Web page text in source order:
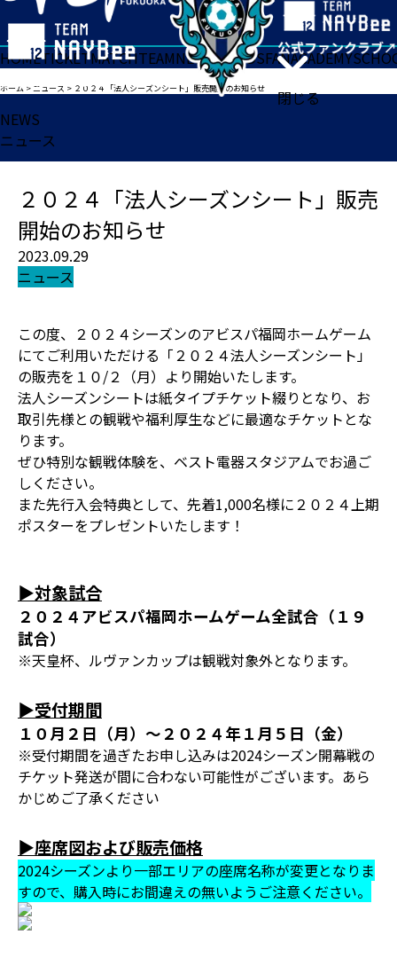
閉じる
HOMETICKETMATCHTEAMNEWSGOODSFANACADEMY
ホーム >ニュース > ２０２４「法人シーズンシート」販売開始のお知らせ
NEWS
ニュース
２０２４「法人シーズンシート」販売
開始のお知らせ
2023.09.29
ニュース
この度、２０２４シーズンのアビスパ福岡ホームゲーム
にてご利用いただける「２０２４法人シーズンシート」
の販売を１０/２（月）より開始いたします。
法人シーズンシートは紙タイプチケット綴りとなり、お
取引先様との観戦や福利厚生などに最適なチケットとな
ります。
ぜひ特別な観戦体験を、ベスト電器スタジアムでお過ご
しください。
また先行入会特典として、先着1,000名様に２０２４上期
ポスターをプレゼントいたします！
▶対象試合
２０２４アビスパ福岡ホームゲーム全試合（１９
試合）
※天皇杯、ルヴァンカップは観戦対象外となります。
▶受付期間
１０月２日（月）～２０２４年１月５日（金）
※受付期間を過ぎたお申し込みは2024シーズン開幕戦の
チケット発送が間に合わない可能性がございます。あら
かじめご了承ください
▶座席図および販売価格
2024シーズンより一部エリアの座席名称が変更となりま
すので、購入時にお間違えの無いようご注意ください。